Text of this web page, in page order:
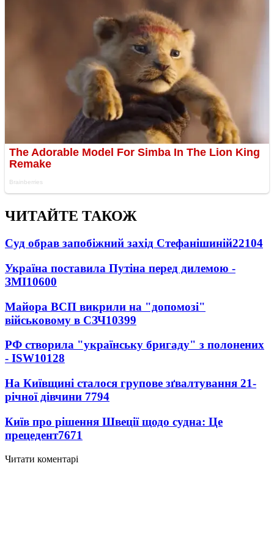
ЧИТАЙТЕ ТАКОЖ
Суд обрав запобіжний захід Стефанішиній22104
Україна поставила Путіна перед дилемою -
ЗМІ10600
Майора ВСП викрили на "допомозі"
військовому в СЗЧ10399
РФ створила "українську бригаду" з полонених
- ISW10128
На Київщині сталося групове зґвалтування 21-
річної дівчини 7794
Київ про рішення Швеції щодо судна: Це
прецедент7671
Читати коментарі